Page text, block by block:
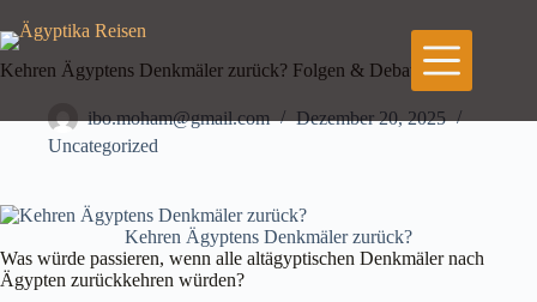
Inhalt
springen
Kehren Ägyptens Denkmäler zurück? Folgen & Debatte
ibo.moham@gmail.com
Dezember 20, 2025
Uncategorized
Kehren Ägyptens Denkmäler zurück?
Was würde passieren, wenn alle altägyptischen Denkmäler nach
Ägypten zurückkehren würden?